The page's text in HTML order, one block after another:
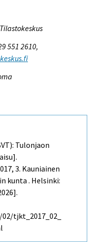
551 2610,
Tulonjaon
3. Kauniainen
kunta . Helsinki:
tjkt_2017_02_